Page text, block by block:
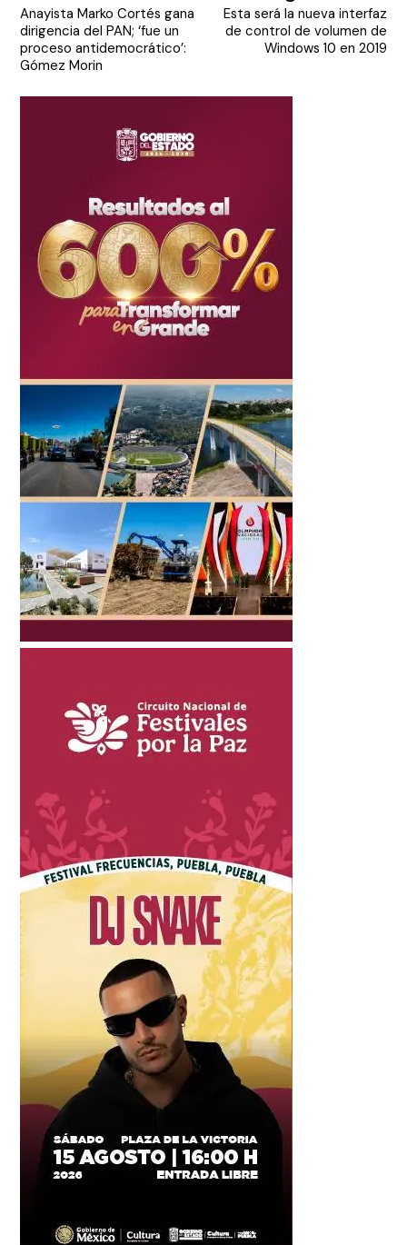
de
entradas
Anayista Marko Cortés gana
dirigencia del PAN; ‘fue un
proceso antidemocrático’:
Gómez Morin
Esta será la nueva interfaz
de control de volumen de
Windows 10 en 2019